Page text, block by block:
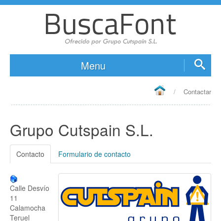
Menu
Características
Fuentes compatibles
Requisitos técnicos
Descargar
Versión DEMO
/ Contactar
Grupo Cutspain S.L.
Contacto Formulario de contacto
Calle Desvío
11
Calamocha
Teruel